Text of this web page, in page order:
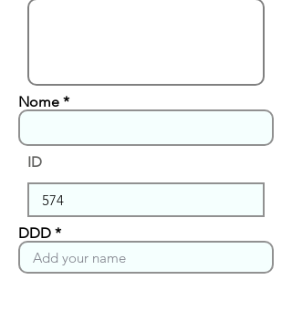
Nome
ID
DDD